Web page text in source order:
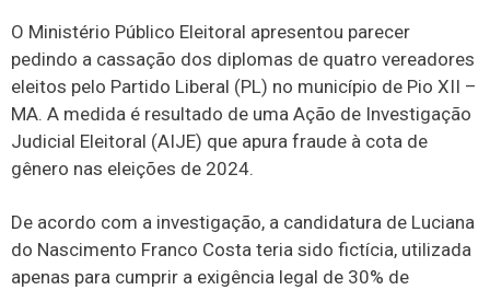
O Ministério Público Eleitoral apresentou parecer
pedindo a cassação dos diplomas de quatro vereadores
eleitos pelo Partido Liberal (PL) no município de Pio XII –
MA. A medida é resultado de uma Ação de Investigação
Judicial Eleitoral (AIJE) que apura fraude à cota de
gênero nas eleições de 2024.
De acordo com a investigação, a candidatura de Luciana
do Nascimento Franco Costa teria sido fictícia, utilizada
apenas para cumprir a exigência legal de 30% de